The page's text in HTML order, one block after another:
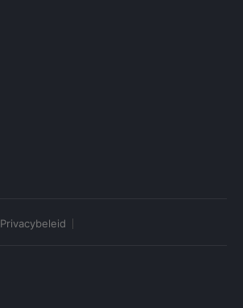
Privacybeleid